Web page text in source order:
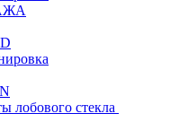
лобового стекла